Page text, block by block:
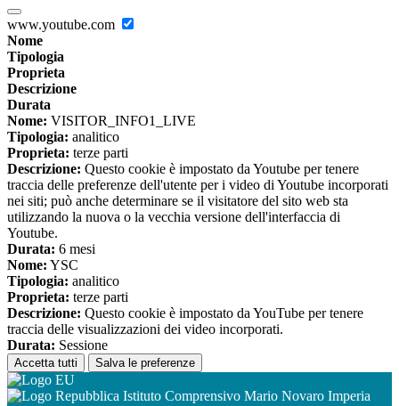
www.youtube.com
Nome
Tipologia
Proprieta
Descrizione
Durata
Nome: VISITOR_INFO1_LIVE
Tipologia: analitico
Proprieta: terze parti
Descrizione: Questo cookie è impostato da Youtube per tenere
traccia delle preferenze dell'utente per i video di Youtube incorporati
nei siti; può anche determinare se il visitatore del sito web sta
utilizzando la nuova o la vecchia versione dell'interfaccia di
Youtube.
Durata: 6 mesi
Nome: YSC
Tipologia: analitico
Proprieta: terze parti
Descrizione: Questo cookie è impostato da YouTube per tenere
traccia delle visualizzazioni dei video incorporati.
Durata: Sessione
Accetta tutti Salva le preferenze
Istituto Comprensivo Mario Novaro Imperia